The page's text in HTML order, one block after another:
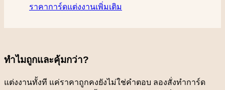
ราคาการ์ดแต่งงานเพิ่มเติม
ทำไมถูกและคุ้มกว่า?
แต่งงานทั้งที แค่ราคาถูกคงยังไม่ใช่คำตอบ ลองสั่งทำการ์ด